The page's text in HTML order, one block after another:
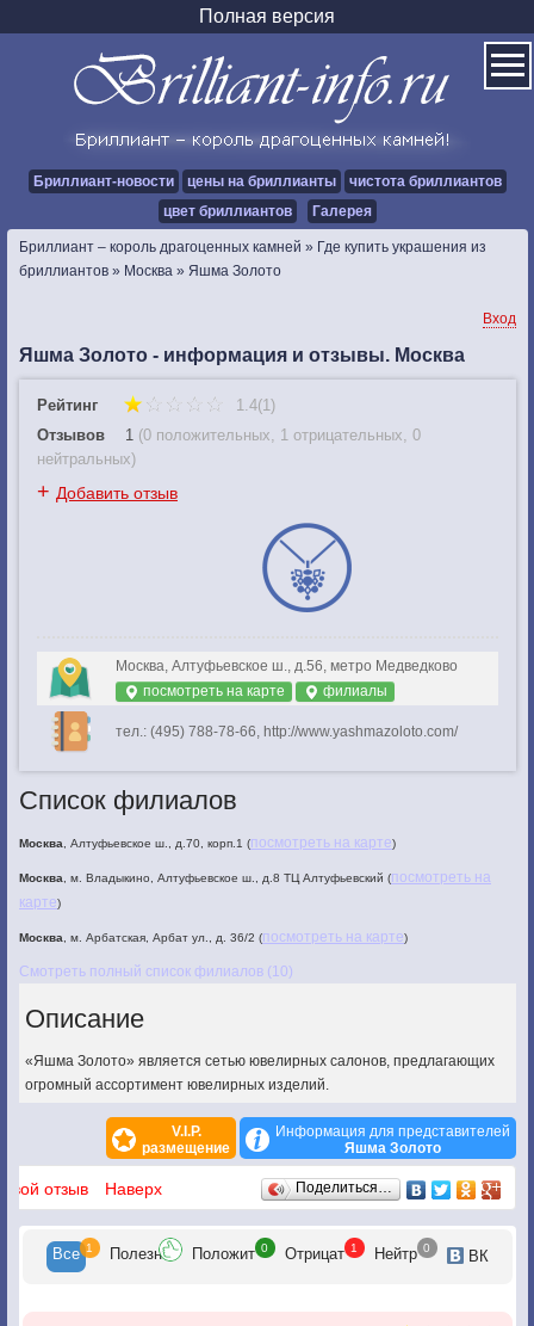
Полная версия
Бриллиант-новости цены на бриллианты
чистота бриллиантов
цвет бриллиантов
Галерея
Бриллиант – король драгоценных камней » Где купить украшения из
бриллиантов » Москва » Яшма Золото
Вход
Яшма Золото - информация и отзывы. Москва
Рейтинг
1.4(1)
Отзывов
1 (0 положительных, 1 отрицательных, 0
нейтральных)
+ Добавить отзыв
Москва, Алтуфьевское ш., д.56, метро Медведково
посмотреть на карте
филиалы
тел.: (495) 788-78-66, http://www.yashmazoloto.com/
Список филиалов
Москва, Алтуфьевское ш., д.70, корп.1 (посмотреть на карте)
Москва, м. Владыкино, Алтуфьевское ш., д.8 ТЦ Алтуфьевский (посмотреть на
карте)
Москва, м. Арбатская, Арбат ул., д. 36/2 (посмотреть на карте)
Смотреть полный список филиалов (10)
Описание
«Яшма Золото» является сетью ювелирных салонов, предлагающих
огромный ассортимент ювелирных изделий.
V.I.P.
размещение
Информация для представителей
Яшма Золото
Отзывы
отзыв Наверх Поделиться…
Все 1 Полезн Положит 0 Отрицат 1 Нейтр 0 ВК